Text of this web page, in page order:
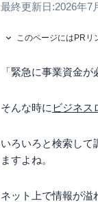
最終更新日:2026年7
このページにはPRリ
「緊急に事業資金が
そんな時に ビジネス
いろいろと検索し
ますよね。
ネット上で情報が溢